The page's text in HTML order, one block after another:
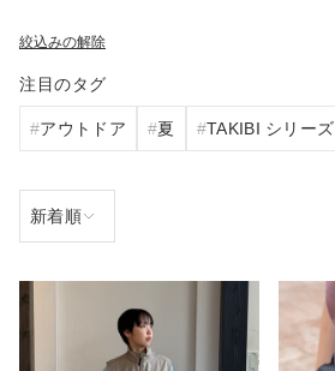
絞込みの解除
注目のタグ
アウトドア 夏 TAKIBI シリーズ